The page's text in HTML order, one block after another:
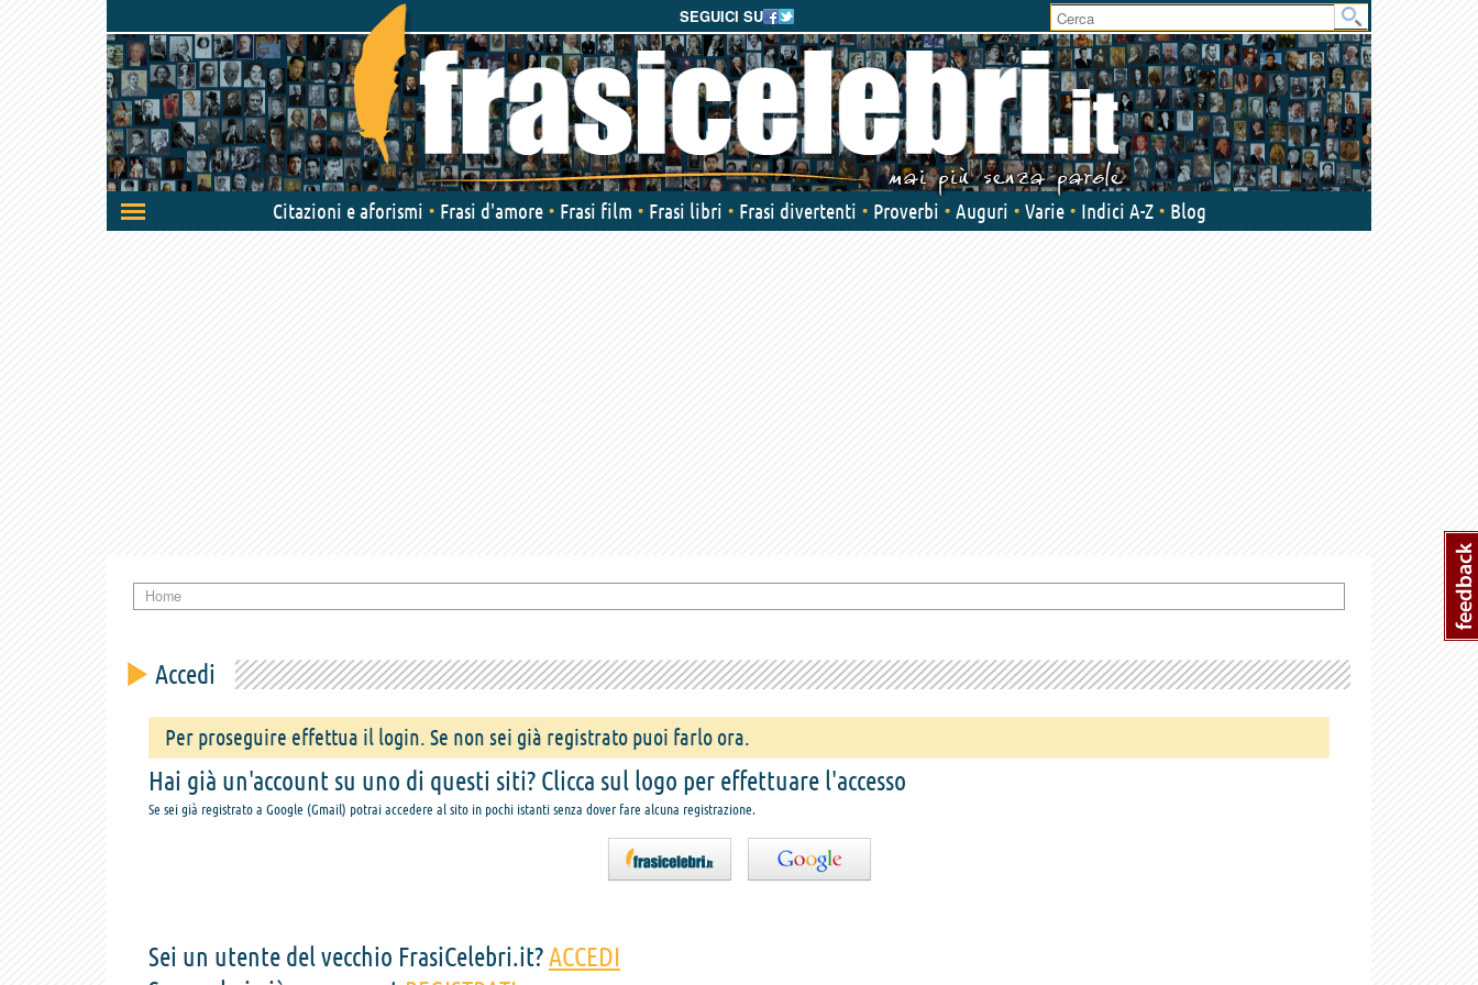
SEGUICI SU
Attiva/disattiva
navigazione
Citazioni e aforismi Frasi d'amore Frasi film Frasi libri Frasi divertenti Proverbi Auguri Varie Indici A-Z Blog
Home
Accedi
Per proseguire effettua il login. Se non sei già registrato puoi farlo ora.
Hai già un'account su uno di questi siti? Clicca sul logo per effettuare l'accesso
Se sei già registrato a Google (Gmail) potrai accedere al sito in pochi istanti senza dover fare alcuna registrazione.
Sei un utente del vecchio FrasiCelebri.it?ACCEDI